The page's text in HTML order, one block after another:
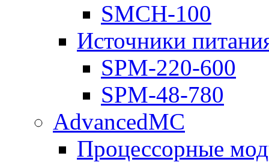
SMCH-100
Источники
SPM-220-600
SPM-48-780
AdvancedMC
Процессорные